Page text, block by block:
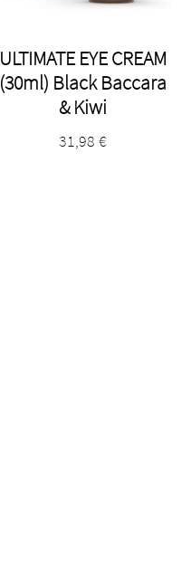
ULTIMATE EYE CREAM
(30ml) Black Baccara
& Kiwi
31,98€